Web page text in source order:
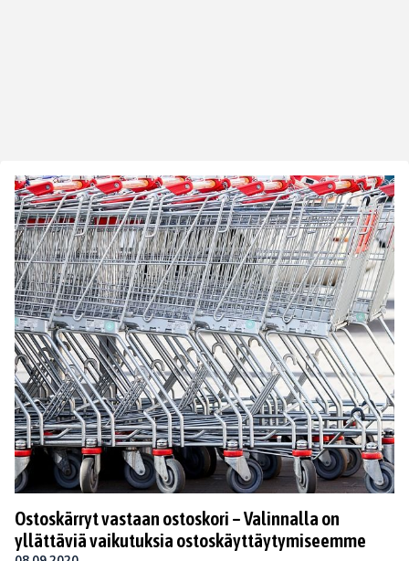
Ostoskärryt vastaan ostoskori – Valinnalla on
yllättäviä vaikutuksia ostoskäyttäytymiseemme